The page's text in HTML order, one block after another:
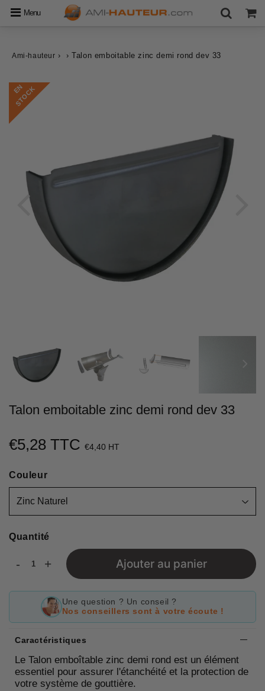
Menu
Ami-hauteur › › Talon emboitable zinc demi rond dev 33
E
N
S
T
O
C
K
Talon emboitable zinc demi rond dev 33
€5,28 TTC €4,40 HT
price
Couleur
Quantité
- + Ajouter au panier
Une question ? Un conseil ?
Nos conseillers sont à votre écoute !
Caractéristiques
Le Talon emboîtable zinc demi rond est un élément
essentiel pour assurer l'étanchéité et la protection de
votre système de gouttière.